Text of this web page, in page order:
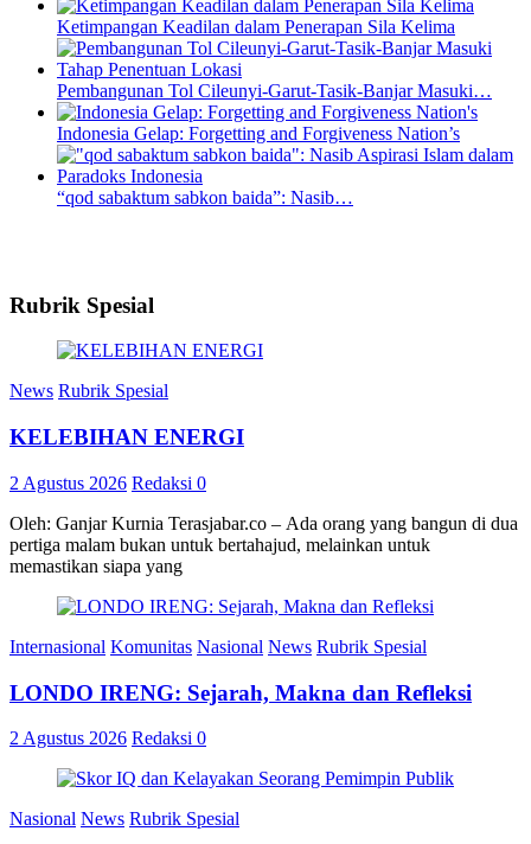
Ketimpangan Keadilan dalam Penerapan Sila Kelima
Pembangunan Tol Cileunyi-Garut-Tasik-Banjar Masuki…
Indonesia Gelap: Forgetting and Forgiveness Nation’s
“qod sabaktum sabkon baida”: Nasib…
Rubrik Spesial
News Rubrik Spesial
KELEBIHAN ENERGI
2 Agustus 2026 Redaksi 0
Oleh: Ganjar Kurnia Terasjabar.co – Ada orang yang bangun di dua
pertiga malam bukan untuk bertahajud, melainkan untuk
memastikan siapa yang
Internasional Komunitas Nasional News Rubrik Spesial
LONDO IRENG: Sejarah, Makna dan Refleksi
2 Agustus 2026 Redaksi 0
Nasional News Rubrik Spesial